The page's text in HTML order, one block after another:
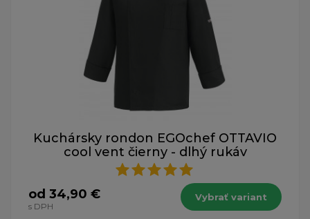
Kuchársky rondon EGOchef OTTAVIO
cool vent čierny - dlhý rukáv
od 34,90 €
s DPH
Vybrať variant